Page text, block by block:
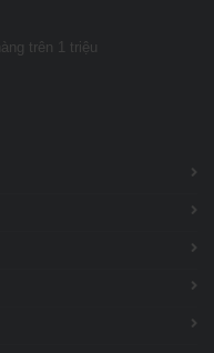
trên 1 triệu